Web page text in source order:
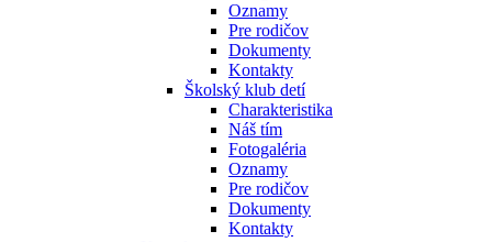
Oznamy
Pre rodičov
Dokumenty
Kontakty
Školský klub detí
Charakteristika
Náš tím
Fotogaléria
Oznamy
Pre rodičov
Dokumenty
Kontakty